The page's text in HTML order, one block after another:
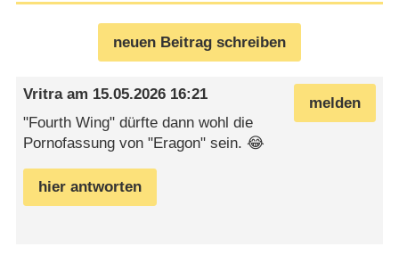
neuen Beitrag schreiben
melden
Vritraam 15.05.2026 16:21
"Fourth Wing" dürfte dann wohl die
Pornofassung von "Eragon" sein. 😂
hier antworten